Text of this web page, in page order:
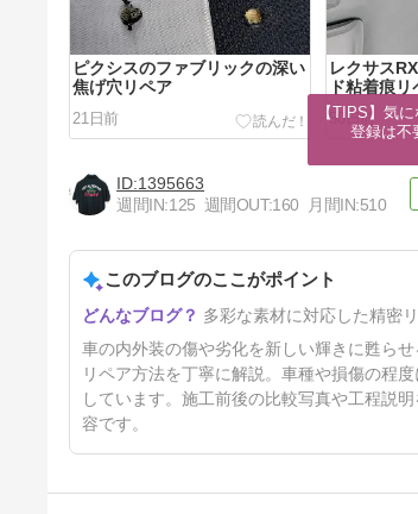
ピクシスのファブリックの深い
焦げ穴リペア
21日前
レクサス
ド粘着痕リ
50日前
レクサスのステアリング中央に
あるエンブレム内のリペア
4ヶ月前
1395663
週間IN:125 週間OUT:160 月間IN:510
このブログのここがポイント
多彩な素材に対応した精密
車の内外装の傷や劣化を新しい輝きに甦ら
リペア方法を丁寧に解説。車種や損傷の程
しています。施工前後の比較写真や工程説
容です。
【TIPS】気
登録は不